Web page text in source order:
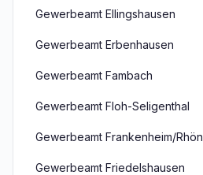
Gewerbeamt Ellingshausen
Gewerbeamt Erbenhausen
Gewerbeamt Fambach
Gewerbeamt Floh-Seligenthal
Gewerbeamt Frankenheim/Rhön
Gewerbeamt Friedelshausen